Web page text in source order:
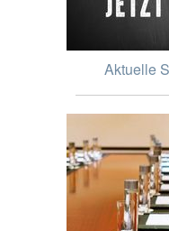
Aktuelle